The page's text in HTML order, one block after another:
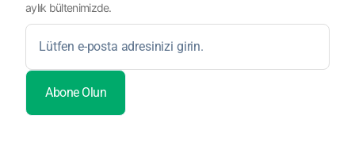
aylık bültenimizde.